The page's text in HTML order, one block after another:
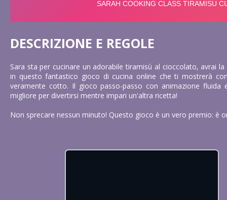
DESCRIZIONE E REGOLE
Sara sta per cucinare un adorabile tiramisù al cioccolato, avrai
in questo fantastico gioco di cucina online che ti mostrerà
veramente cotto. Il gioco passo-passo con animazione
migliore per divertirsi mentre impari un'altra ricetta!
Non sprecare nessun minuto! Questo gioco è un vero premio: è